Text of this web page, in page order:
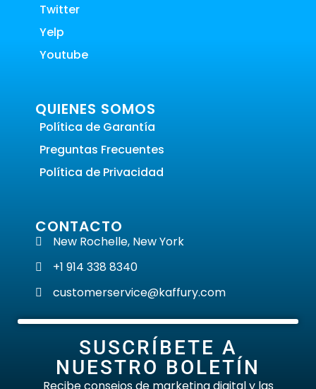
Twitter
Yelp
Youtube
QUIENES SOMOS
Política de Garantía
Preguntas Frecuentes
Política de Privacidad
CONTACTO
New Rochelle, New York
+1 914 338 8340
customerservice@kaffury.com
SUSCRÍBETE A
NUESTRO BOLETÍN
Recibe consejos de marketing digital y las